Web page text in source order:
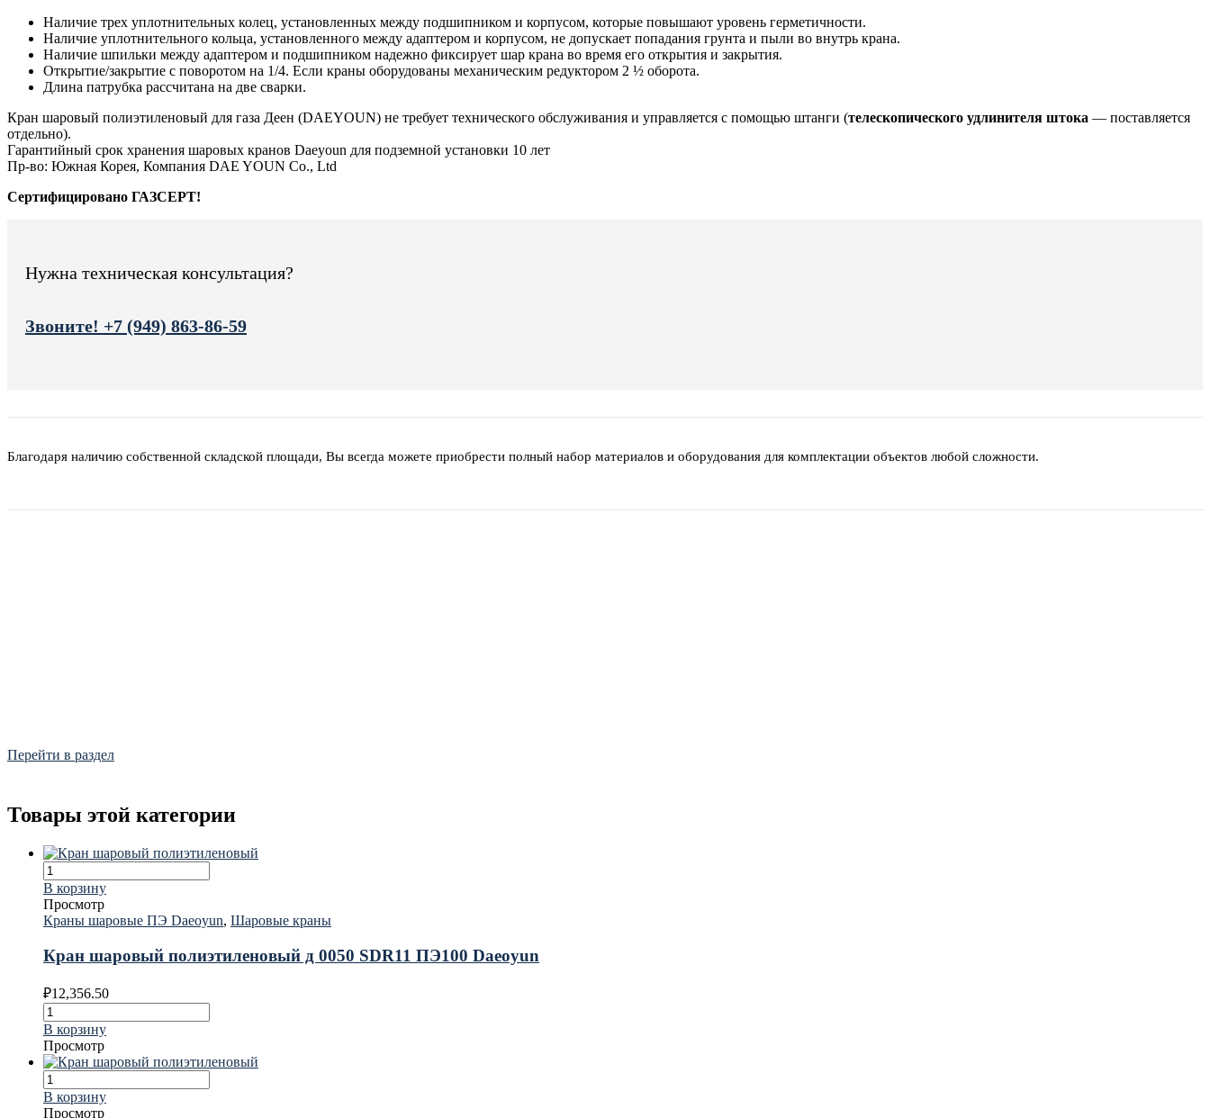
Наличие трех уплотнительных колец, установленных между подшипником и корпусом, которые повышают уровень герметичности.
Наличие уплотнительного кольца, установленного между адаптером и корпусом, не допускает попадания грунта и пыли во внутрь крана.
Наличие шпильки между адаптером и подшипником надежно фиксирует шар крана во время его открытия и закрытия.
Открытие/закрытие с поворотом на 1/4. Если краны оборудованы механическим редуктором 2 ½ оборота.
Длина патрубка рассчитана на две сварки.
Кран шаровый полиэтиленовый для газа Деен (DAEYOUN) не требует технического обслуживания и управляется с помощью штанги (телескопического удлинителя штока — поставляется
отдельно).
Гарантийный срок хранения шаровых кранов Daeyoun для подземной установки 10 лет
Пр-во: Южная Корея, Компания DAE YOUN Co., Ltd
Сертифицировано ГАЗСЕРТ!
Нужна техническая консультация?
Звоните! +7 (949) 863-86-59
Благодаря наличию собственной складской площади, Вы всегда можете приобрести полный набор материалов и оборудования для комплектации объектов любой сложности.
Перейти в раздел
Товары этой категории
В корзину
Просмотр
Краны шаровые ПЭ Daeoyun, Шаровые краны
Кран шаровый полиэтиленовый д 0050 SDR11 ПЭ100 Daeoyun
₽12,356.50
В корзину
Просмотр
В корзину
Просмотр